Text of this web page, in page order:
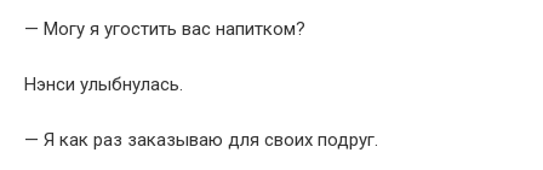
— Могу я угостить вас напитком?
Нэнси улыбнулась.
— Я как раз заказываю для своих подруг.